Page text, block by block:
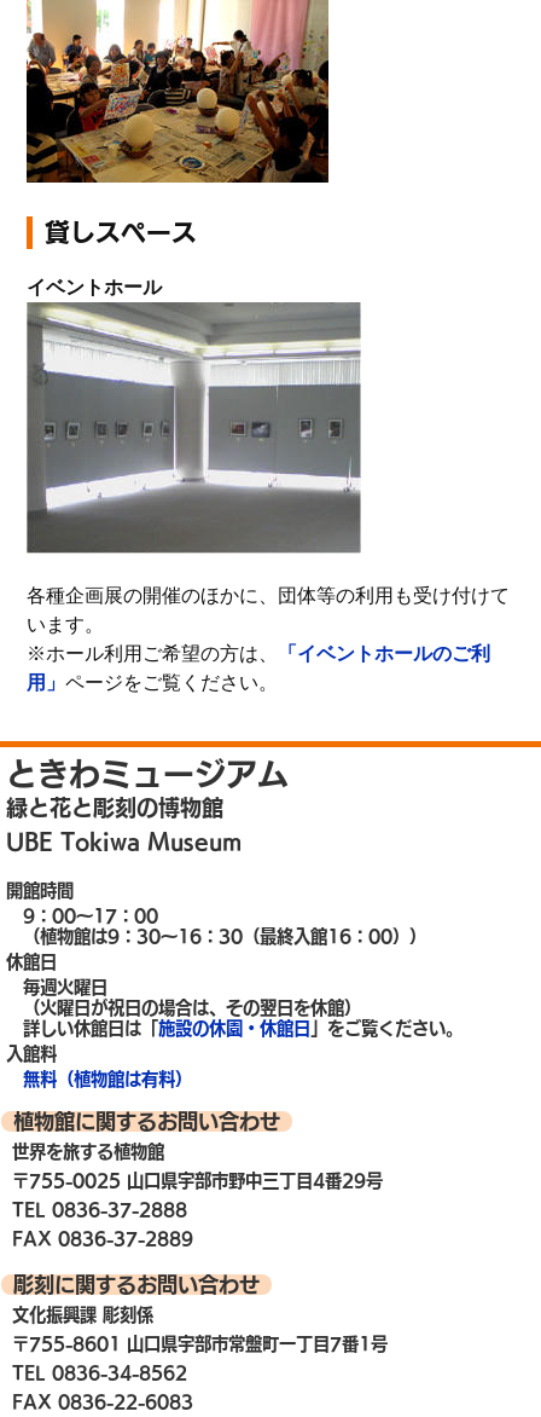
貸しスペース
イベントホール
各種企画展の開催のほかに、団体等の利用も受け付けて
います。
※ホール利用ご希望の方は、
「イベントホールのご利
用」ページをご覧ください。
ときわミュージアム
緑と花と彫刻の博物館
UBE Tokiwa Museum
開館時間
9：00～17：00
（植物館は9：30～16：30（最終入館16：00））
休館日
毎週火曜日
（火曜日が祝日の場合は、その翌日を休館）
詳しい休館日は「施設の休園・休館日
」をご覧ください。
入館料
無料（植物館は有料）
植物館に関するお問い合わせ
世界を旅する植物館
〒755-0025 山口県宇部市野中三丁目4番29号
TEL 0836-37-2888
FAX 0836-37-2889
彫刻に関するお問い合わせ
文化振興課 彫刻係
〒755-8601 山口県宇部市常盤町一丁目7番1号
TEL 0836-34-8562
FAX 0836-22-6083